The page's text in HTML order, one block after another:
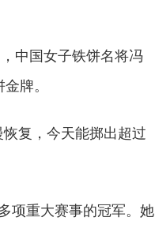
中国女子铁饼名将冯
牌。
复，今天能掷出超过
项重大赛事的冠军。她